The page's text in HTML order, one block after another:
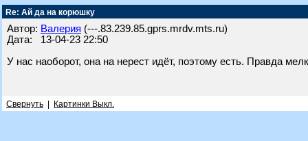
Re: Ай да на корюшку
Автор: Валерия (---.83.239.85.gprs.mrdv.mts.ru)
Дата: 13-04-23 22:50
У нас наоборот, она на нерест идёт, поэтому есть. Правда
Свернуть Картинки Выкл.